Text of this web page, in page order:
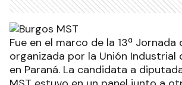
Fue en el marco de la 13ª Jornada
organizada por la Unión Industrial
en Paraná. La candidata a